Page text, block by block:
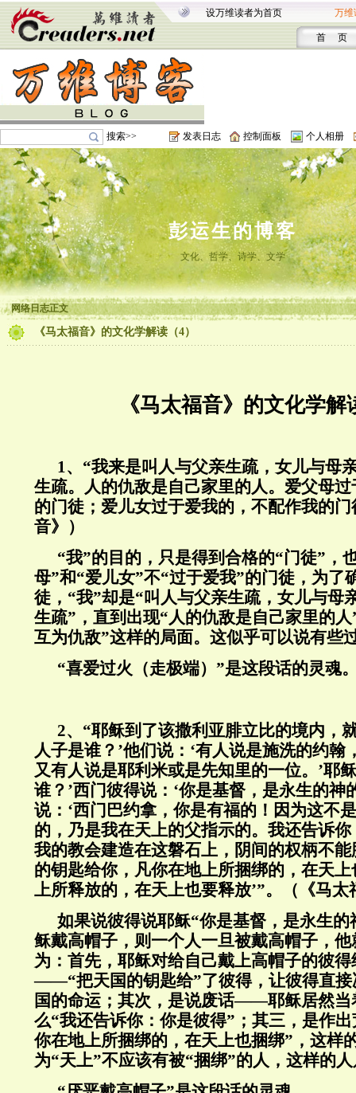
设万维读者为首页 万维
首 页
搜索>> 发表日志 控制面板 个人相册
彭运生的博客
文化、哲学、诗学、文学
网络日志正文
《马太福音》的文化学解读（4）
《马太福音》的文化学解
1、“我来是叫人与父亲生疏，女儿与母
生疏。人的仇敌是自己家里的人。爱父母
的门徒；爱儿女过于爱我的，不配作我的
音》）
“我”的目的，只是得到合格的“门徒”，
母”和“爱儿女”不“过于爱我”的门徒，为了
徒，“我”却是“叫人与父亲生疏，女儿与母
生疏”，直到出现“人的仇敌是自己家里的
互为仇敌”这样的局面。这似乎可以说有些
“喜爱过火（走极端）”是这段话的灵魂
2、“耶稣到了该撒利亚腓立比的境内，
人子是谁？’他们说：‘有人说是施洗的约翰
又有人说是耶利米或是先知里的一位。’耶
谁？’西门彼得说：‘你是基督，是永生的神
说：‘西门巴约拿，你是有福的！因为这不
的，乃是我在天上的父指示的。我还告诉
我的教会建造在这磐石上，阴间的权柄不
的钥匙给你，凡你在地上所捆绑的，在天
上所释放的，在天上也要释放’”。（《马太
如果说彼得说耶稣“你是基督，是永生
稣戴高帽子，则一个人一旦被戴高帽子，
为：首先，耶稣对给自己戴上高帽子的彼
——“把天国的钥匙给”了彼得，让彼得直接
国的命运；其次，是说废话——耶稣居然当
么“我还告诉你：你是彼得”；其三，是作
你在地上所捆绑的，在天上也捆绑”，这样
为“天上”不应该有被“捆绑”的人，这样的